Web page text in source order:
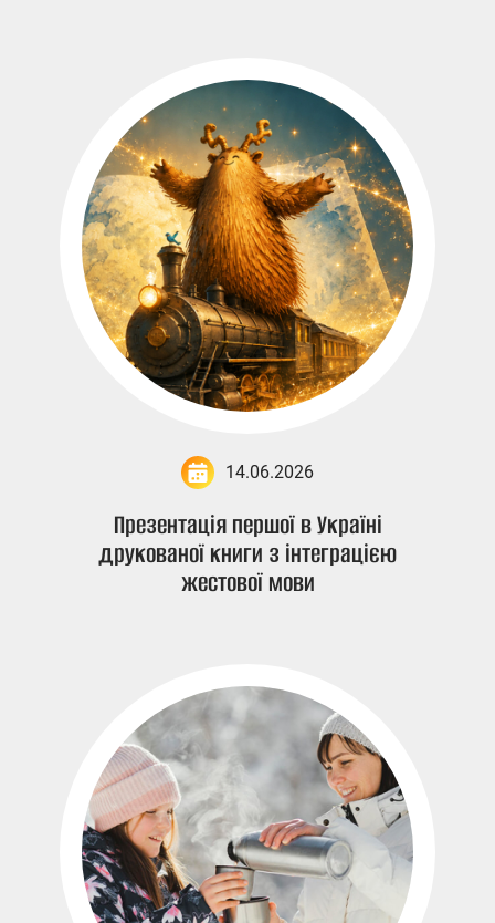
14.06.2026
Презентація першої в Україні
друкованої книги з інтеграцією
жестової мови